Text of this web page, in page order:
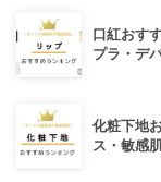
口紅おす
プラ・デ
化粧下地
ス・敏感